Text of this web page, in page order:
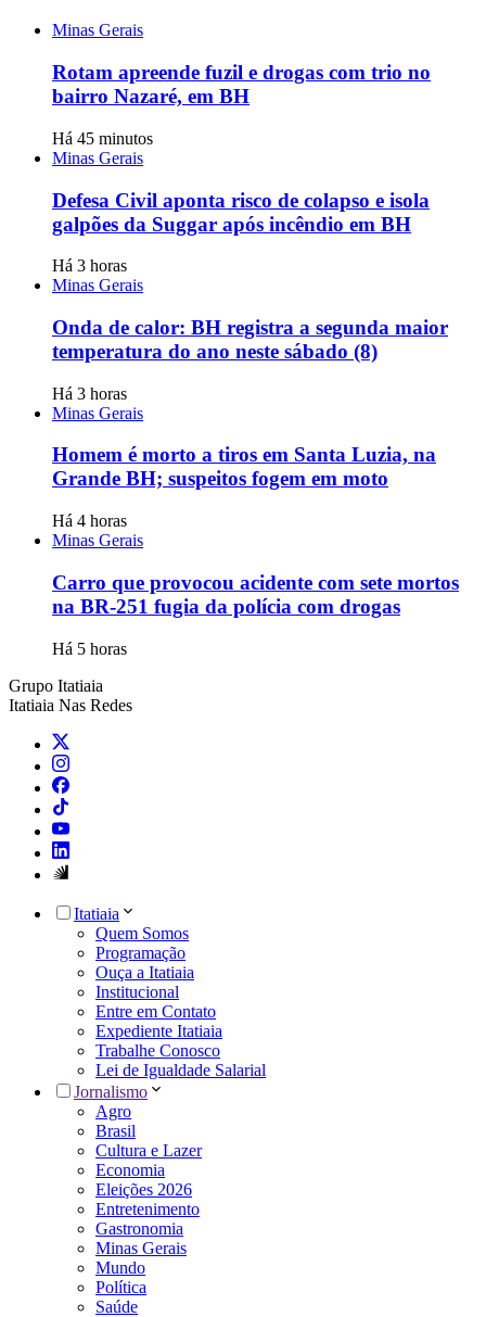
Minas Gerais
Rotam apreende fuzil e drogas com trio no
bairro Nazaré, em BH
Há 45 minutos
Minas Gerais
Defesa Civil aponta risco de colapso e isola
galpões da Suggar após incêndio em BH
Há 3 horas
Minas Gerais
Onda de calor: BH registra a segunda maior
temperatura do ano neste sábado (8)
Há 3 horas
Minas Gerais
Homem é morto a tiros em Santa Luzia, na
Grande BH; suspeitos fogem em moto
Há 4 horas
Minas Gerais
Carro que provocou acidente com sete mortos
na BR-251 fugia da polícia com drogas
Há 5 horas
Grupo Itatiaia
Itatiaia Nas Redes
Itatiaia
Quem Somos
Programação
Ouça a Itatiaia
Institucional
Entre em Contato
Expediente Itatiaia
Trabalhe Conosco
Lei de Igualdade Salarial
Jornalismo
Agro
Brasil
Cultura e Lazer
Economia
Eleições 2026
Entretenimento
Gastronomia
Minas Gerais
Mundo
Política
Saúde